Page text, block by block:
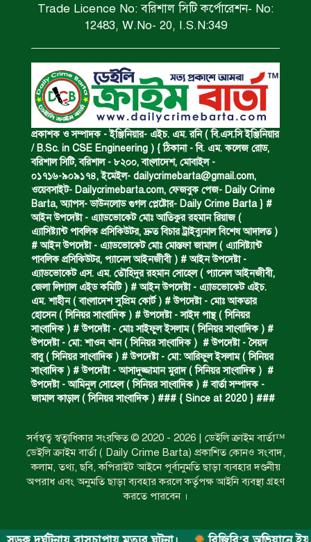
বিজিবি’র অভিযানে ইয়াবা জব্দ।
অপহৃত রোহিঙ্গা উদ্ধার।
পানিতে ডুবে এক ছাত্রের মৃত্যু।
ঝুলন্ত মরদেহ উদ্ধার।
অবৈধ ঘের নির্মাণে আটক।
একজন সড়ক দুর্ঘটনায় নিহত ও দুইজন আহত।
ডাকাত দলের সদস্য গ্রেফতার।
ঝুলন্ত মরদেহ উদ্ধার।
প্রধান আসামির মৃত্যুদণ্ড।
Trade Licence No: বরিশাল সিটি কর্পোরেশন- No:
12483, W.No- 20, I.S.N:349
প্রকাশক ও সম্পাদক - ইঞ্জিনিয়ার- এইচ. এম. রনি ( বি.এস.সি ইঞ্জিনিয়ার
/ B.Sc. in CSE Engineering ) { ঠিকানা - বি. এম. কলেজ রোড,
বরিশাল সিটি, বরিশাল - ৮২০০, বাংলাদেশ, মোবাইল -
০১৭১৬-৯০৯১৭৪, ইমেইল- dailycrimebarta@gmail.com,
ওয়েবসাইট- Dailycrimebarta.com, ফেজবুক পেজ- Daily Crime
Barta, অ‍্যাপস- ডাউনলোড গুগল প্লেষ্টোর- Daily Crime Barta } #
আইন উপদেষ্টা - এ্যাডভোকেট মোঃ আতিকুর রহমান রিয়াজ (
এ‍্যাসিষ্ট‍্যান্ট পাবলিক প্রসিকিউটর, দ্রুত বিচার ট্রাইব্যুনাল বিশেষ আদালত )
# আইন উপদেষ্টা - এ্যাডভোকেট মোঃ মোস্তফা জামাল ( এ‍্যাসিষ্ট‍্যান্ট
পাবলিক প্রসিকিউটর, প‍্যানেল আইনজীবী ) # আইন উপদেষ্টা -
এ্যাডভোকেট এস. এম. তৌহিদুর রহমান সোহেল ( প‍্যানেল আইনজীবী,
জেলা লিগ্যাল এইড কমিটি ) # আইন উপদেষ্টা - এ্যাডভোকেট এইচ.
এম. শাহীন ( বাংলাদেশ সুপ্রিম কোর্ট ) # উপদেষ্টা - মোঃ আকতার
হোসেন ( সিনিয়র সাংবাদিক ) # উপদেষ্টা - সাইদ পান্থ ( সিনিয়র
সাংবাদিক ) # উপদেষ্টা - মোঃ সাইফুল ইসলাম ( সিনিয়র সাংবাদিক ) #
উপদেষ্টা - মো: শাওন খান ( সিনিয়র সাংবাদিক ) # উপদেষ্টা - সৈয়দ
বাবু ( সিনিয়র সাংবাদিক ) # উপদেষ্টা - মো: আরিফুল ইসলাম ( সিনিয়র
সাংবাদিক ) # উপদেষ্টা - আসাদুজ্জামান মুরাদ ( সিনিয়র সাংবাদিক ) #
উপদেষ্টা - আমিনুল সোহেল ( সিনিয়র সাংবাদিক ) # বার্তা সম্পাদক -
জামাল কাড়াল ( সিনিয়র সাংবাদিক ) ### { Since at 2020 } ###
সর্বস্বত্ব স্বত্বাধিকার সংরক্ষিত © 2020 - 2026 | ডেইলি ক্রাইম বার্তা™
ডেইলি ক্রাইম বার্তা ( Daily Crime Barta) প্রকাশিত কোনও সংবাদ,
কলাম, তথ্য, ছবি, কপিরাইট আইনে পূর্বানুমতি ছাড়া ব্যবহার দণ্ডনীয়
অপরাধ এবং অনুমতি ছাড়া ব্যবহার করলে কর্তৃপক্ষ আইনি ব্যবস্থা গ্রহণ
করতে পারবেন ।